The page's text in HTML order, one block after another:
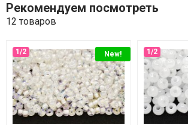
Рекомендуем посмотреть
12 товаров
New!